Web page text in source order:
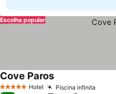
Escolha popular
5 Estrelas Hotel Piscina infinita
Cove ParosVer preços